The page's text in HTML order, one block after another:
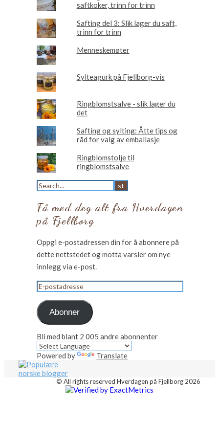
saftkoker, trinn for trinn
Safting del 3: Slik lager du saft,
trinn for trinn
Menneskemøter
Sylteagurk på Fjellborg-vis
Ringblomstsalve - slik lager du
det
Safting og sylting: Åtte tips og
råd for valg av emballasje
Ringblomstolje til
ringblomstsalve
Få med deg alt fra Hverdagen
på Fjellborg
Oppgi e-postadressen din for å abonnere på
dette nettstedet og motta varsler om nye
innlegg via e-post.
E-
postadresse
Abonner
Bli med blant 2 005 andre abonnenter
Powered by Translate
© All rights reserved Hverdagen på Fjellborg 2026